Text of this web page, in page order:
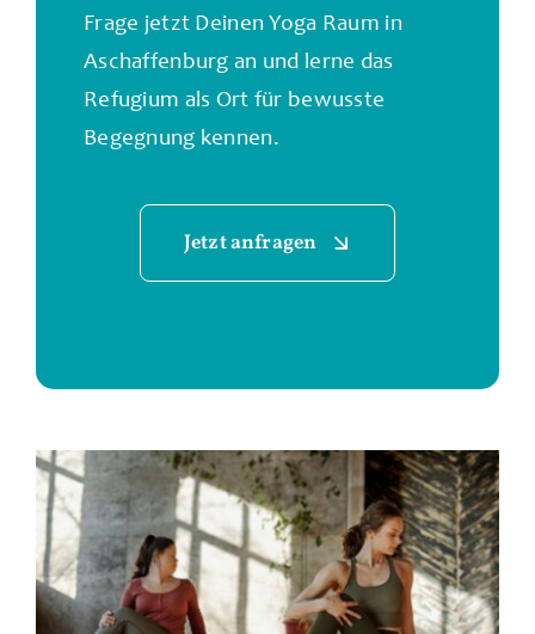
Frage jetzt Deinen Yoga Raum in
Aschaffenburg an und lerne das
Refugium als Ort für bewusste
Begegnung kennen.
Jetzt anfragen